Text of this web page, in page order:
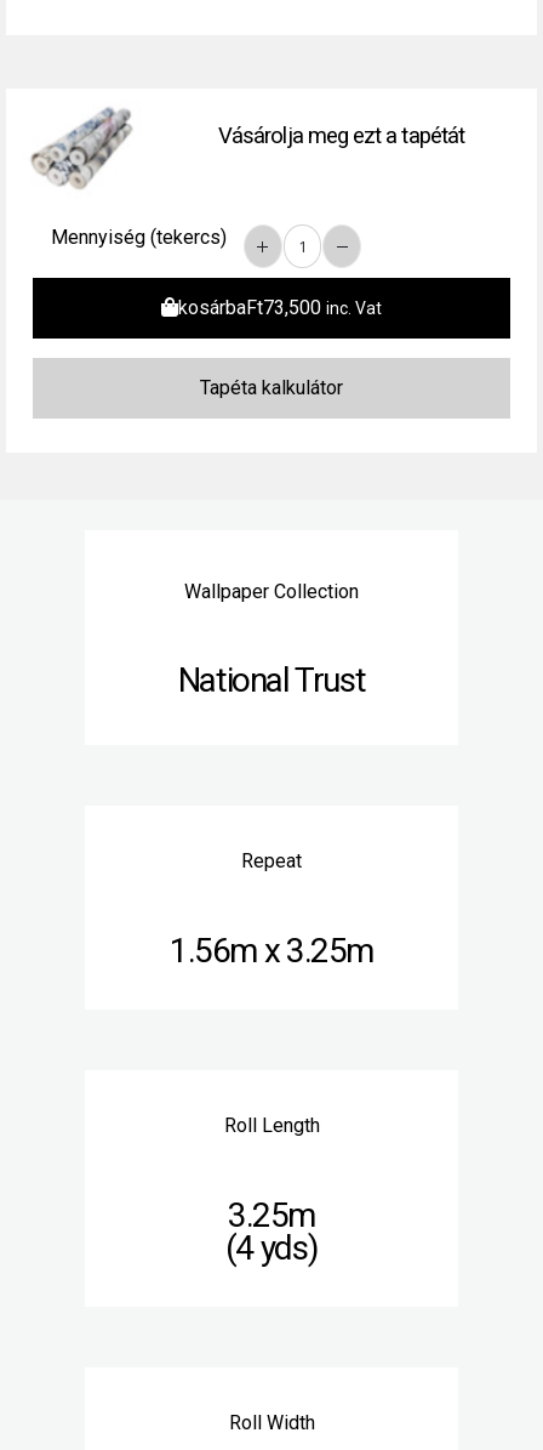
Vásárolja meg ezt a tapétát
Mennyiség (tekercs)
kosárbaFt73,500 inc. Vat
Wallpaper Collection
National Trust
Repeat
1.56m x 3.25m
Roll Length
3.25m
(4 yds)
Roll Width